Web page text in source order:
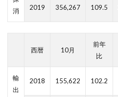
消
2019 356,267 109.5
西暦 10月
前年
比
輸
出
2018 155,622 102.2